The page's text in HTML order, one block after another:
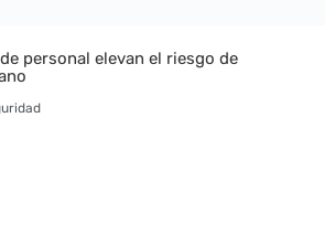
personal elevan el riesgo de